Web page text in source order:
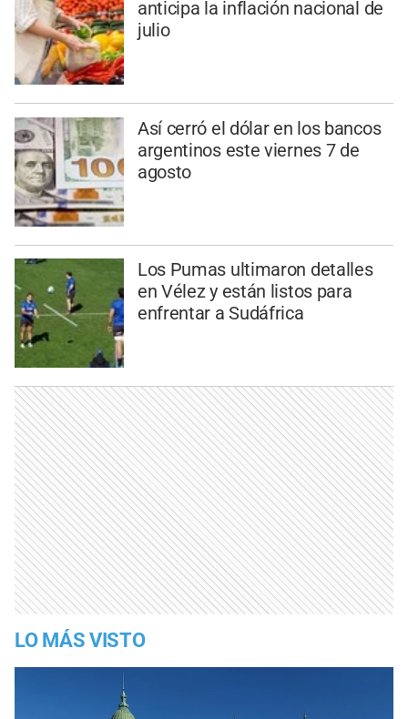
anticipa la inflación nacional de
julio
Así cerró el dólar en los bancos
argentinos este viernes 7 de
agosto
Los Pumas ultimaron detalles
en Vélez y están listos para
enfrentar a Sudáfrica
LO MÁS VISTO